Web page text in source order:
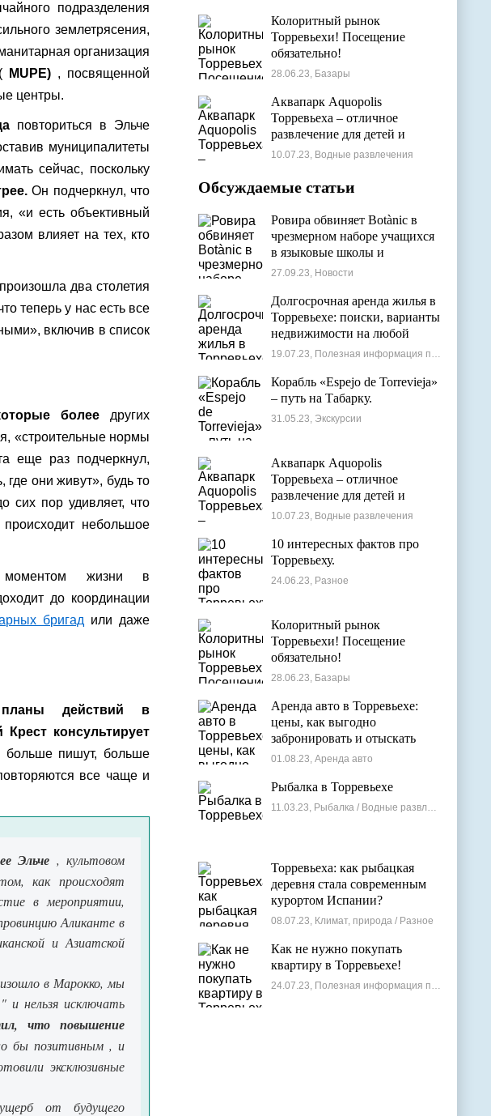
подразделения
землетрясения,
организация
MUPE), посвященной
центры.
повториться в Эльче
муниципалитеты
сейчас, поскольку
Он подчеркнул, что
«и есть объективный
влияет на тех, кто
два столетия
теперь у нас есть все
включив в список
более других
«строительные нормы
еще раз подчеркнул,
где они живут», будь то
сих пор удивляет, что
небольшое
моментом жизни в
до координации
бригад или даже
планы действий в
Крест консультирует
пишут, больше
все чаще и
Эльче , культовом
как происходят
в мероприятии,
Аликанте в
и Азиатской
в Марокко, мы
" и нельзя исключать
что повышение
бы позитивным , и
эксклюзивные
от будущего
Колоритный рынок
Торревьехи! Посещение
обязательно!
28.06.23, Базары
Аквапарк Aquopolis
Торревьеха – отличное
развлечение для детей и
взрослых
10.07.23, Водные развлечения
Обсуждаемые статьи
Ровира обвиняет Botànic в
чрезмерном наборе учащихся
в языковые школы и
проблемах с ассигнованиями
27.09.23, Новости
Долгосрочная аренда жилья в
Торревьехе: поиски, варианты
недвижимости на любой
бюджет
19.07.23, Полезная информация по недвижимости
Корабль «Espejo de Torrevieja»
– путь на Табарку.
31.05.23, Экскурсии
Аквапарк Aquopolis
Торревьеха – отличное
развлечение для детей и
взрослых
10.07.23, Водные развлечения
10 интересных фактов про
Торревьеху.
24.06.23, Разное
Колоритный рынок
Торревьехи! Посещение
обязательно!
28.06.23, Базары
Аренда авто в Торревьехе:
цены, как выгодно
забронировать и отыскать
лучшие варианты
01.08.23, Аренда авто
Рыбалка в Торревьехе
11.03.23, Рыбалка / Водные развлечения
Торревьеха: как рыбацкая
деревня стала современным
курортом Испании?
08.07.23, Климат, природа / Разное
Как не нужно покупать
квартиру в Торревьехе!
24.07.23, Полезная информация по недвижимости